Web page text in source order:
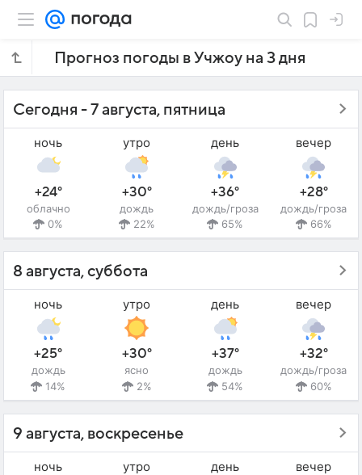
Прогноз погоды в Учжоу на 3 дня
Сегодня - 7 августа, пятница
ночь
+24°
облачно
0%
утро
+30°
дождь
22%
день
+36°
дождь/гроза
65%
вечер
+28°
дождь/гроза
66%
8 августа, суббота
ночь
+25°
дождь
14%
утро
+30°
ясно
2%
день
+37°
дождь
54%
вечер
+32°
дождь/гроза
60%
9 августа, воскресенье
ночь утро день вечер